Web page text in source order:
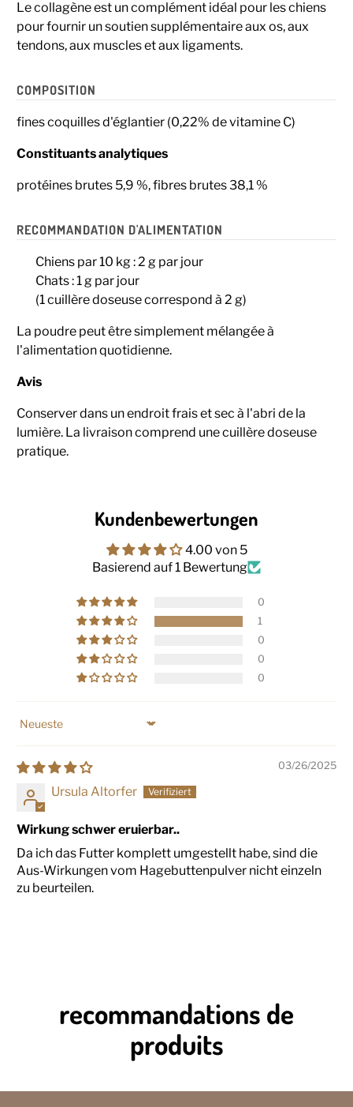
Le collagène est un complément idéal pour les chiens
pour fournir un soutien supplémentaire aux os, aux
tendons, aux muscles et aux ligaments.
COMPOSITION
fines coquilles d'églantier (0,22% de vitamine C)
Constituants analytiques
protéines brutes 5,9 %, fibres brutes 38,1 %
RECOMMANDATION D'ALIMENTATION
Chiens par 10 kg : 2 g par jour
Chats : 1 g par jour
(1 cuillère doseuse correspond à 2 g)
La poudre peut être simplement mélangée à
l'alimentation quotidienne.
Avis
Conserver dans un endroit frais et sec à l'abri de la
lumière. La livraison comprend une cuillère doseuse
pratique.
Kundenbewertungen
4.00 von 5
Basierend auf 1 Bewertung
0
1
0
0
0
Sort by
03/26/2025
Ursula Altorfer
Wirkung schwer eruierbar..
Da ich das Futter komplett umgestellt habe, sind die
Aus-Wirkungen vom Hagebuttenpulver nicht einzeln
zu beurteilen.
recommandations de
produits